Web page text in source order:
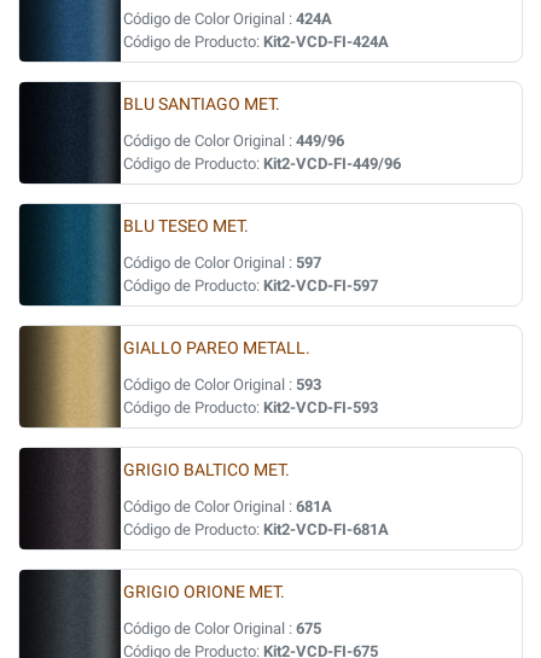
Código de Color Original : 424A
Código de Producto: Kit2-VCD-FI-424A
BLU SANTIAGO MET.
Código de Color Original : 449/96
Código de Producto: Kit2-VCD-FI-449/96
BLU TESEO MET.
Código de Color Original : 597
Código de Producto: Kit2-VCD-FI-597
GIALLO PAREO METALL.
Código de Color Original : 593
Código de Producto: Kit2-VCD-FI-593
GRIGIO BALTICO MET.
Código de Color Original : 681A
Código de Producto: Kit2-VCD-FI-681A
GRIGIO ORIONE MET.
Código de Color Original : 675
Código de Producto: Kit2-VCD-FI-675